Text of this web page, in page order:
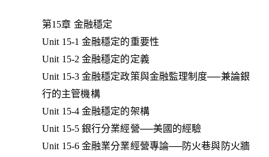
第15章 金融穩定
Unit 15-1 金融穩定的重要性
Unit 15-2 金融穩定的定義
Unit 15-3 金融穩定政策與金融監理制度──兼論銀
行的主管機構
Unit 15-4 金融穩定的架構
Unit 15-5 銀行分業經營──美國的經驗
Unit 15-6 金融業分業經營專論──防火巷與防火牆